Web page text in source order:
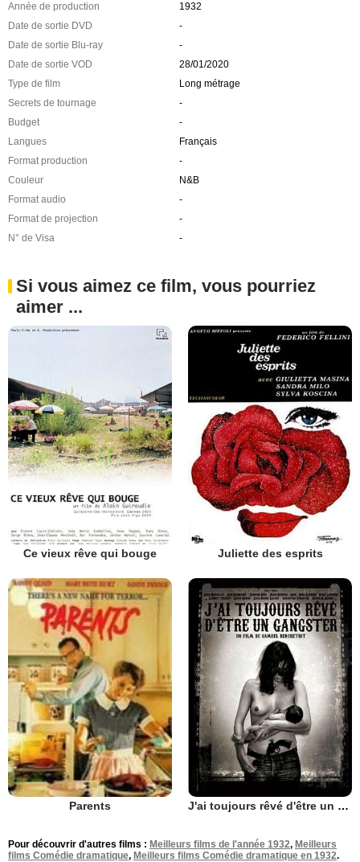
Année de production
1932
Date de sortie DVD
-
Date de sortie Blu-ray
-
Date de sortie VOD
28/01/2020
Type de film
Long métrage
Secrets de tournage
-
Budget
-
Langues
Français
Format production
-
Couleur
N&B
Format audio
-
Format de projection
-
N° de Visa
-
Si vous aimez ce film, vous pourriez
aimer ...
Ce vieux rêve qui bouge Juliette des esprits
Parents J'ai toujours rêvé d'être un gangster
Pour découvrir d'autres films : Meilleurs films de l'année 1932, Meilleurs
films Comédie dramatique, Meilleurs films Comédie dramatique en 1932.